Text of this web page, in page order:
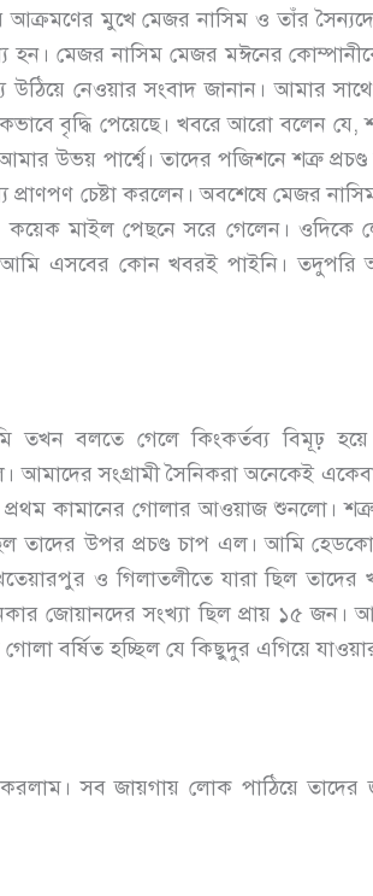
আক্রমণের মুখে মেজর নাসিম ও তাঁর
হন। মেজর নাসিম মেজর মঈনের
উঠিয়ে নেওয়ার সংবাদ জানান। আমার
বৃদ্ধি পেয়েছে। খবরে আরো বলেন যে,
উভয় পার্শ্বে। তাদের পজিশনে শত্রু
চেষ্টা করলেন। অবশেষে মেজর
মাইল পেছনে সরে গেলেন। ওদিকে
এসবের কোন খবরই পাইনি। তদুপরি
বলতে গেলে কিংকর্তব্য বিমূঢ়
সংগ্রামী সৈনিকরা অনেকেই
প্রথম কামানের গোলার আওয়াজ শুনলো।
তাদের উপর প্রচণ্ড চাপ এল। আমি
ও গিলাতলীতে যারা ছিল
জোয়ানদের সংখ্যা ছিল প্রায় ১৫ জন।
বর্ষিত হচ্ছিল যে কিছুদুর এগিয়ে
সব জায়গায় লোক পাঠিয়ে তাদের